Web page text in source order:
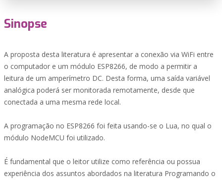
Sinopse
A proposta desta literatura é apresentar a conexão via WiFi entre
o computador e um módulo ESP8266, de modo a permitir a
leitura de um amperímetro DC. Desta forma, uma saída variável
analógica poderá ser monitorada remotamente, desde que
conectada a uma mesma rede local.
A programação no ESP8266 foi feita usando-se o Lua, no qual o
módulo NodeMCU foi utilizado.
É fundamental que o leitor utilize como referência ou possua
experiência dos assuntos abordados na literatura Programando o